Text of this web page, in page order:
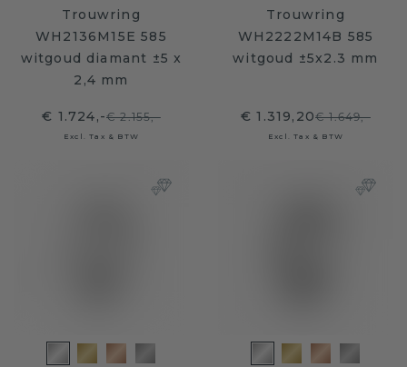
Trouwring
WH2136M15E 585
witgoud diamant ±5 x
2,4 mm
€ 1.724,-€ 2.155,-
Excl. Tax & BTW
Trouwring
WH2222M14B 585
witgoud ±5x2.3 mm
€ 1.319,20€ 1.649,-
Excl. Tax & BTW